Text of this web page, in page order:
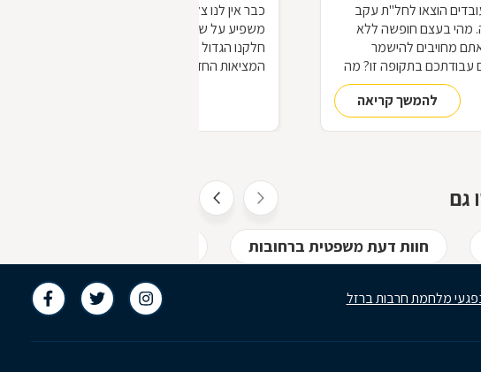
הוצאו לחל"ת עקב
מהי בעצם חופשה ללא
מחויבים להישמר
עבודתכם בתקופה זו? מה
לפיטורים? האם תחזרו
תקופת החל"ת?להמשך קריאה
כבר אין לנו צל של ספק שמשבר הקורונה
משפיע על שוק העבודה בישראל ובעולם.
חלקנו הגדול יכול כבר לנחש את פני
המציאות החדשה שתיווצר בעולם
וקטן של נדבקים, מספר הולך וקטן של
נפטרים, ועל ביטול מצב החירום. איננו
יודעים עדיין מתי יבוא היום הזה, אבל הוא
יבוא, וכאשר הוא יגיע, נגלה שוירוס הקורנה
היה רק הטריגר שדוחף את שוק העבודה
גם
חוות דעת משפטית ברחובות
מלחמת חרבות ברזל